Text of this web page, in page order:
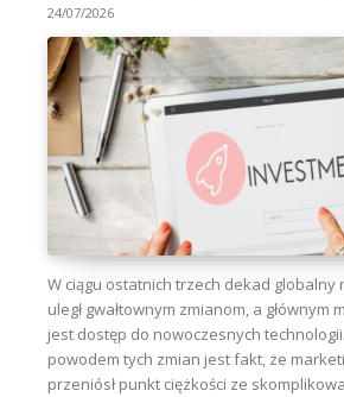
24/07/2026
W ciągu ostatnich trzech dekad
uległ gwałtownym zmianom, a głównym
jest dostęp do nowoczesnych
powodem tych zmian jest fakt, że
przeniósł punkt ciężkości ze